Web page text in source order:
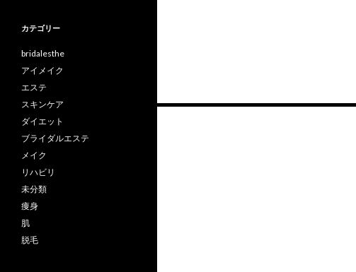
カテゴリー
bridalesthe
アイメイク
エステ
スキンケア
ダイエット
ブライダルエステ
メイク
リハビリ
未分類
痩身
肌
脱毛